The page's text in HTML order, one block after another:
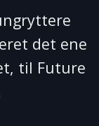
det ene
til Future